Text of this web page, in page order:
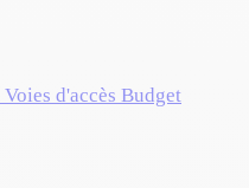
Voies d'accès Budget